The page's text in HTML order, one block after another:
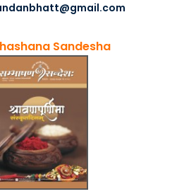
Sandesha